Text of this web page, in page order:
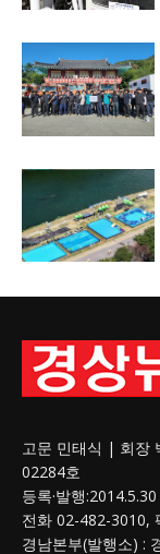
고문 민태식 | 회장
02284호
등록·발행
전화 02-482-3010,
경남본부(발행소) :